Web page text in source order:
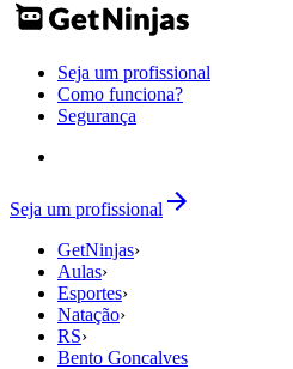
Seja um profissional
Como funciona?
Segurança
Seja um profissional
GetNinjas›
Aulas›
Esportes›
Natação›
RS›
Bento Goncalves